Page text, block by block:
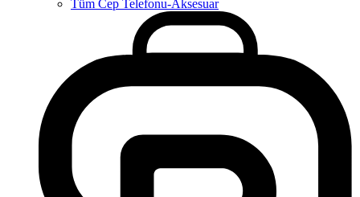
Tüm Cep Telefonu-Aksesuar